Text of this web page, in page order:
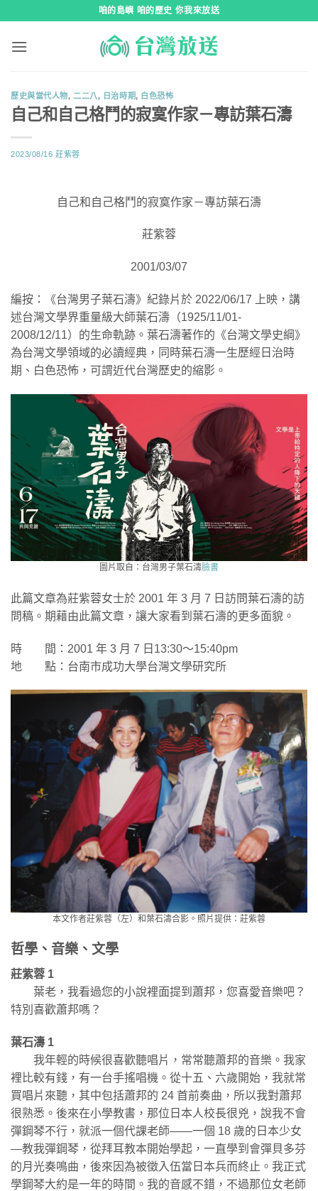
咱的島嶼 咱的歷史 你我來放送
歷史與當代人物, 二二八, 日治時期, 白色恐怖
自己和自己格鬥的寂寞作家－專訪葉石濤
2023/08/16 莊紫蓉
自己和自己格鬥的寂寞作家－專訪葉石濤
莊紫蓉
2001/03/07
編按：《台灣男子葉石濤》紀錄片於 2022/06/17 上映，講
述台灣文學界重量級大師葉石濤（1925/11/01-
2008/12/11）的生命軌跡。葉石濤著作的《台灣文學史綱》
為台灣文學領域的必讀經典，同時葉石濤一生歷經日治時
期、白色恐怖，可謂近代台灣歷史的縮影。
圖片取自：台灣男子葉石濤臉書
此篇文章為莊紫蓉女士於 2001 年 3 月 7 日訪問葉石濤的訪
問稿。期藉由此篇文章，讓大家看到葉石濤的更多面貌。
時 間：2001 年 3 月 7 日13:30～15:40pm
地 點：台南市成功大學台灣文學研究所
本文作者莊紫蓉（左）和葉石濤合影。照片提供：莊紫蓉
哲學、音樂、文學
莊紫蓉 1
葉老，我看過您的小說裡面提到蕭邦，您喜愛音樂吧？
特別喜歡蕭邦嗎？
葉石濤 1
我年輕的時候很喜歡聽唱片，常常聽蕭邦的音樂。我家
裡比較有錢，有一台手搖唱機。從十五、六歲開始，我就常
買唱片來聽，其中包括蕭邦的 24 首前奏曲，所以我對蕭邦
很熟悉。後來在小學教書，那位日本人校長很兇，說我不會
彈鋼琴不行，就派一個代課老師——一個 18 歲的日本少女
—教我彈鋼琴，從拜耳教本開始學起，一直學到會彈貝多芬
的月光奏鳴曲，後來因為被徵入伍當日本兵而終止。我正式
學鋼琴大約是一年的時間。我的音感不錯，不過那位女老師